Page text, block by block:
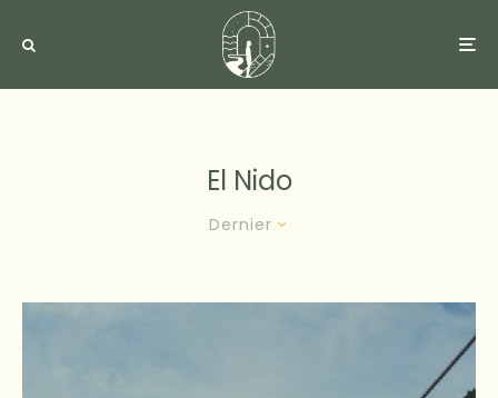
El Nido
Dernier